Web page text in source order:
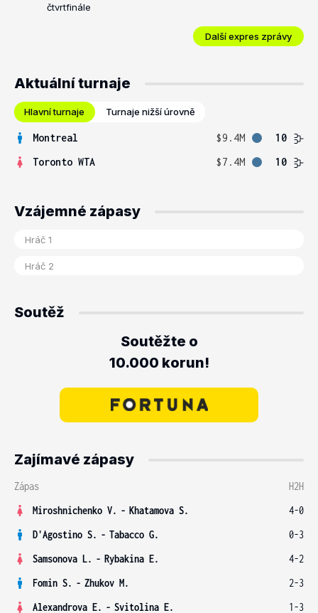
čtvrtfinále
Další expres zprávy
Aktuální turnaje
Hlavní turnaje Turnaje nižší úrovně
Montreal $9.4M
10
Toronto WTA
$7.4M 10
Vzájemné zápasy
Soutěž
Soutěžte o
10.000 korun!
Zajímavé zápasy
Zápas
H2H
Miroshnichenko V. - Khatamova S.
4-0
D'Agostino S. - Tabacco G.
0-3
Samsonova L. - Rybakina E.
4-2
Fomin S. - Zhukov M.
2-3
Alexandrova E. - Svitolina E.
1-3